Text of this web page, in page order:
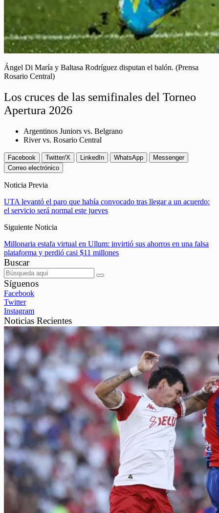
Ángel Di María y Baltasa Rodríguez disputan el balón. (Prensa
Rosario Central)
Los cruces de las semifinales del Torneo
Apertura 2026
Argentinos Juniors vs. Belgrano
River vs. Rosario Central
Facebook Twitter/X LinkedIn WhatsApp
Messenger
Correo electrónico
Noticia Previa
UTA levantó el paro que había convocado tras llegar a un acuerdo:
el servicio será normal este jueves
Siguiente Noticia
Millonaria estafa virtual en Ullum: invirtió sus ahorros en una falsa
plataforma y perdió casi $11 millones
Buscar
Síguenos
Facebook
Twitter
Instagram
Noticias Recientes